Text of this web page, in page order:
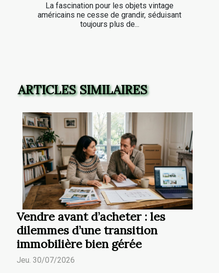
La fascination pour les objets vintage
américains ne cesse de grandir, séduisant
toujours plus de...
ARTICLES SIMILAIRES
Vendre avant d’acheter : les
dilemmes d’une transition
immobilière bien gérée
Jeu. 30/07/2026